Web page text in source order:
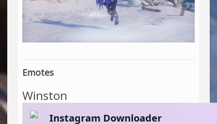
Emotes
Winston